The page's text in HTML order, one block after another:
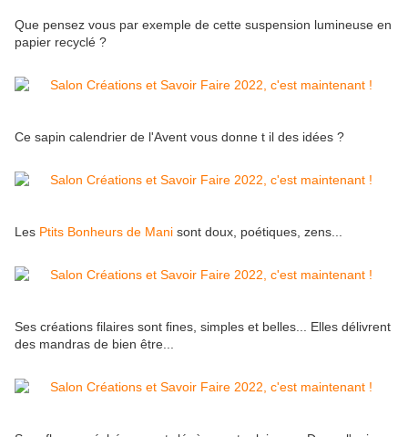
Que pensez vous par exemple de cette suspension lumineuse en
papier recyclé ?
Ce sapin calendrier de l'Avent vous donne t il des idées ?
Les Ptits Bonheurs de Mani sont doux, poétiques, zens...
Ses créations filaires sont fines, simples et belles... Elles délivrent
des mandras de bien être...